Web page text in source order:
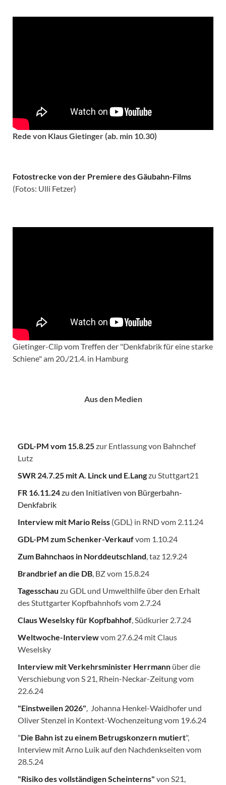
Rede von Klaus Gietinger (ab. min 10.30)
Fotostrecke von der Premiere des Gäubahn-Films
(Fotos: Ulli Fetzer)
Gietinger-Clip vom Treffen der "Denkfabrik für eine starke
Schiene" am 20./21.4. in Hamburg
Aus den Medien
GDL-PM vom 15.8.25zur Entlassung von Bahnchef
Lutz
SWR 24.7.25 mit A. Linck und E.Langzu Stuttgart21
FR 16.11.24zu den Initiativen von Bürgerbahn-
Denkfabrik
Interview mit Mario Reiss (GDL) in RND vom 2.11.24
GDL-PM zum Schenker-Verkaufvom 1.10.24
Zum Bahnchaos in Norddeutschland , taz 12.9.24
Brandbrief an die DB , BZ vom 15.8.24
Tagesschau zu GDL und Umwelthilfe über den Erhalt
des Stuttgarter Kopfbahnhofs vom 2.7.24
Claus Weselsky für Kopfbahhof , Südkurier 2.7.24
Weltwoche-Interviewvom 27.6.24 mit Claus
Weselsky
Interview mit Verkehrsminister Herrmann über die
Verschiebung von S 21, Rhein-Neckar-Zeitung vom
22.6.24
"Einstweilen 2026" , Johanna Henkel-Waidhofer und
Oliver Stenzel in Kontext-Wochenzeitung vom 19.6.24
"Die Bahn ist zu einem Betrugskonzern mutiert",
Interview mit Arno Luik auf den Nachdenkseiten vom
28.5.24
"Risiko des vollständigen Scheinterns" von S21,